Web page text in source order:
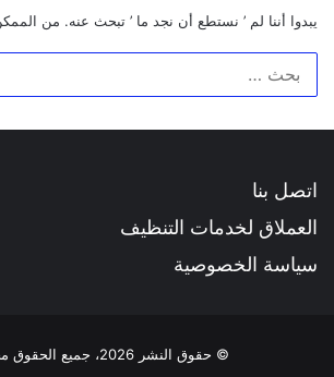
يبدوا أننا لم ’ نستطع أن نجد ما ’ تبحث عنه. من
اتصل بنا
العملاق لخدمات التنظيف
سياسة الخصوصية
© حقوق النشر 2026، جميع الحقوق محفوظة